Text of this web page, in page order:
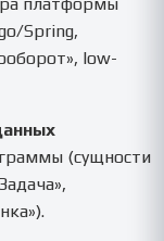
Spring,
low-
(сущности